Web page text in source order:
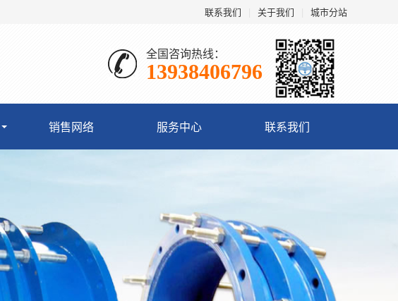
联系我们 关于我们 城市分站
全国咨询热线：
13938406796
销售网络 服务中心 联系我们